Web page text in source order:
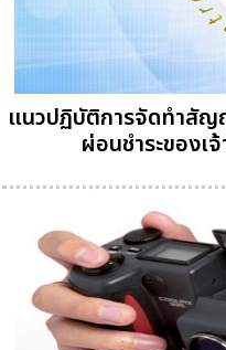
แนวปฏิบัติการจัดทำสัญ
ผ่อนชำระของเ